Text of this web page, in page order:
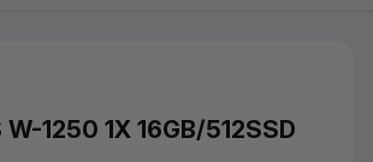
1250 1X 16GB/512SSD